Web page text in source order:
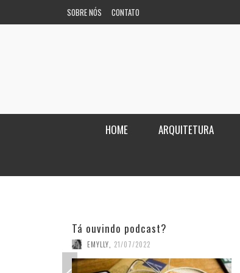
SOBRE NÓS CONTATO
HOME ARQUITETURA
Prazer, futura mãe de planta
EMYLLY 14/07/2022